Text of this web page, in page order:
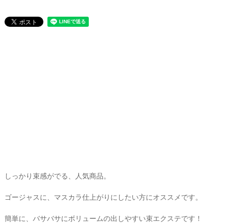
しっかり束感がでる、人気商品。
ゴージャスに、マスカラ仕上がりにしたい方にオススメです。
簡単に、バサバサにボリュームの出しやすい束エクステです！